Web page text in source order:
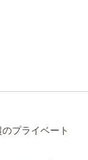
プライベート